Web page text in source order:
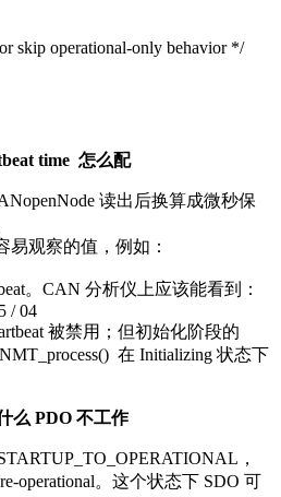
skip operational-only behavior */
time 怎么配
读出后换算成微秒保
易观察的值，例如：
。CAN 分析仪上应该能看到：
/ 04
被禁用；但初始化阶段的
在 Initializing 状态下
么 PDO 不工作
，
operational。这个状态下 SDO 可